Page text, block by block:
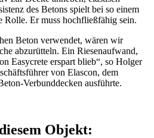
des Betons spielt bei so einem
Rolle. Er muss hochfließfähig sein.
Beton verwendet, wären wir
abzurütteln. Ein Riesenaufwand,
Easycrete erspart blieb“, so Holger
von Elascon, dem
Verbunddecken ausführte.
Objekt: